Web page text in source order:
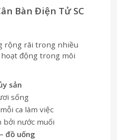
Bàn Điện Tử SC
rộng rãi trong nhiều
động trong môi
sản
sống
ca làm việc
bởi nước muối
đồ uống